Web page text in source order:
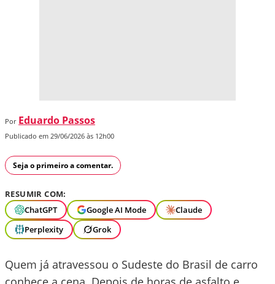
Por Eduardo Passos
Publicado em 29/06/2026 às 12h00
Seja o primeiro a comentar.
RESUMIR COM:
ChatGPT
Google AI Mode
Claude
Perplexity
Grok
Quem já atravessou o Sudeste do Brasil de carro